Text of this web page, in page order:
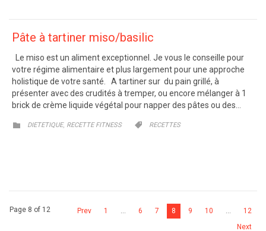
Pâte à tartiner miso/basilic
Le miso est un aliment exceptionnel. Je vous le conseille pour
votre régime alimentaire et plus largement pour une approche
holistique de votre santé. A tartiner sur du pain grillé, à
présenter avec des crudités à tremper, ou encore mélanger à 1
brick de crème liquide végétal pour napper des pâtes ou des…
 CATEGORY
DIETETIQUE, RECETTE FITNESS  CATEGORY
RECETTES
Page 8 of 12 Prev 1 … 6 7 8 9 10 …
12
Next